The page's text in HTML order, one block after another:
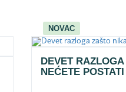
NOVAC
DEVET
NEĆETE